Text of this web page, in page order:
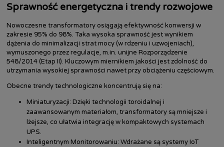
Sprawność energetyczna i trendy rozwojowe
Nowoczesne transformatory osiągają efektywność konwersji w
zakresie 95% do 98%. Taka wysoka sprawność jest wynikiem
dążenia do minimalizacji strat mocy (w rdzeniu i uzwojeniach),
wymuszonego przez regulacje, m.in. unijne Rozporządzenie
548/2014 (Etap II). Kluczowym miernikiem jakości jest zdolność do
utrzymania wysokiej sprawności nawet przy obciążeniu częściowym.
Obecne trendy technologiczne koncentrują się na:
Miniaturyzacji: Dzięki technologii toroidalnej i
zaawansowanym materiałom, transformatory są mniejsze i
lżejsze, co ułatwia integrację w kompaktowych systemach
UPS.
Inteligentnym Monitorowaniu: Wdrażane są systemy IoT